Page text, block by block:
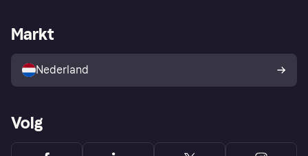
Winkeloverzicht
Kopersbescherming voor
consumenten
Zakelijke login
Markt
Nederland
Volg